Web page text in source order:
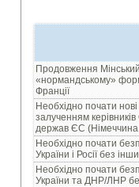
Продовження
«нормандському»
Франції
Необхідно почати
залученням
держав ЄС
Необхідно почати
України і Росії без
Необхідно почати
України та ДНР/ЛНР